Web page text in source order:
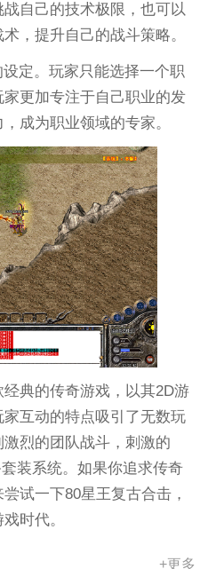
自己的技术极限，也可以
，提升自己的战斗策略。
定。玩家只能选择一个职
更加专注于自己职业的发
成为职业领域的专家。
典的传奇游戏，以其2D游
互动的特点吸引了无数玩
烈的团队战斗，刺激的
装系统。如果你追求传奇
试一下80星王复古合击，
时代。
+更多